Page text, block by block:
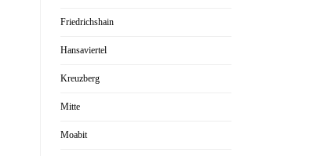
Friedrichshain
Hansaviertel
Kreuzberg
Mitte
Moabit